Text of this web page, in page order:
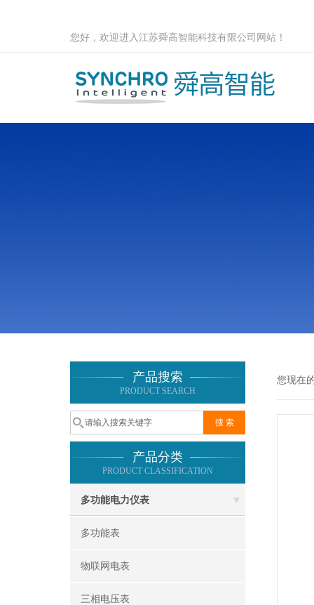
您好，欢迎进入江苏舜高智能科技有限公司网站！
产品搜索
PRODUCT SEARCH
产品分类
PRODUCT CLASSIFICATION
多功能电力仪表
多功能表
物联网电表
三相电压表
您现在